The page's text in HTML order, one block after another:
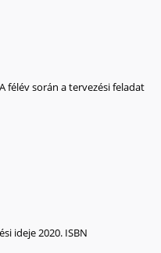
félév során a tervezési feladat
ideje 2020. ISBN